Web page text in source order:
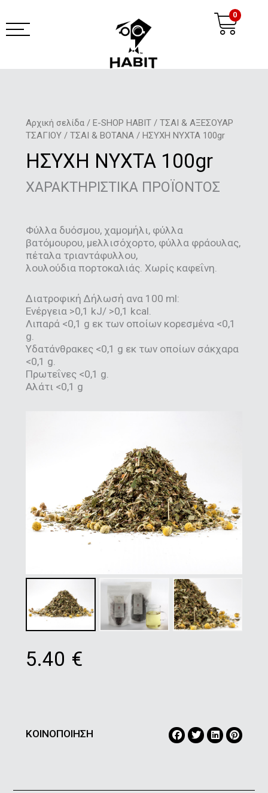
στο
περιεχόμενο
0
Αρχική σελίδα/ E-SHOP HABIT/ ΤΣΑΙ & ΑΞΕΣΟΥΑΡ
ΤΣΑΓΙΟΥ/ ΤΣΑΙ & ΒΟΤΑΝΑ/ ΗΣΥΧΗ ΝΥΧΤΑ 100gr
ΗΣΥΧΗ ΝΥΧΤΑ 100gr
ΧΑΡΑΚΤΗΡΙΣΤΙΚΑ ΠΡΟΪΟΝΤΟΣ
Φύλλα δυόσμου, χαμομήλι, φύλλα
βατόμουρου, μελλισόχορτο, φύλλα φράουλας,
πέταλα τριαντάφυλλου,
λουλούδια πορτοκαλιάς. Χωρίς καφεΐνη.
Διατροφική Δήλωσή ανα 100 ml:
Ενέργεια >0,1 kJ/ >0,1 kcal.
Λιπαρά <0,1 g εκ των οποίων κορεσμένα <0,1
g.
Υδατάνθρακες <0,1 g εκ των οποίων σάκχαρα
<0,1 g.
Πρωτεΐνες <0,1 g.
Αλάτι <0,1 g
5.40 €
ΚΟΙΝΟΠΟΙΗΣΗ